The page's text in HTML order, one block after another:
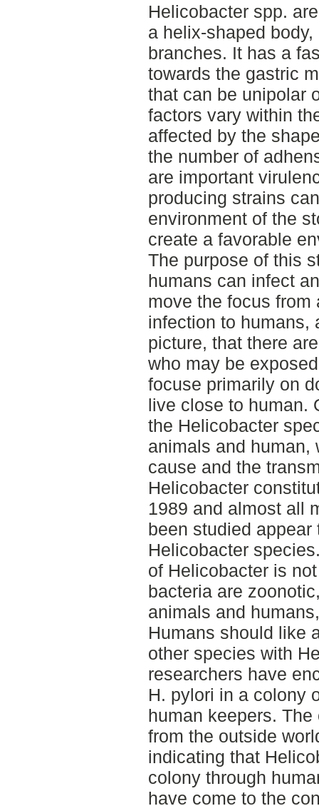
Helicobacter spp.
a helix-shaped
branches. It has a
towards the gastric
that can be unipolar
factors vary within
affected by the
the number of
are important
producing strains
environment of the
create a favorable
The purpose of this
humans can infect
move the focus
infection to humans,
picture, that there
who may be
focuse primarily on
live close to human.
the Helicobacter
animals and human,
cause and the
Helicobacter
1989 and almost all
been studied appear
Helicobacter
of Helicobacter is
bacteria are
animals and
Humans should like
other species with
researchers have
H. pylori in a colony
human keepers.
from the outside
indicating that
colony through
have come to the